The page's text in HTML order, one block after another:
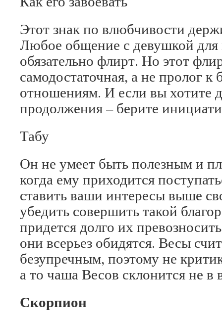
Этот знак по влюбчивости
Любое общение с девушкой
обязательно флирт. Но этот
самодостаточная, а не пролог к
отношениям. И если вы хотите
продолжения – берите
Табу
Он не умеет быть полезным и
когда ему приходится
ставить ваши интересы выше
убедить совершить такой
придется долго их
они всерьез обидятся. Весы
безупречным, поэтому не
а то чаша Весов склонится не в
Скорпион